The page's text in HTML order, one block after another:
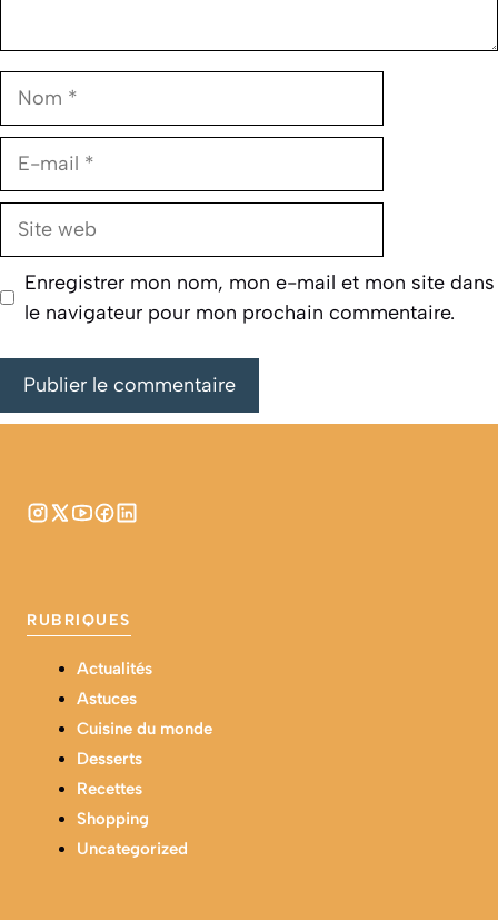
Nom
E-
Site
Enregistrer mon nom, mon e-mail et mon site dans
le navigateur pour mon prochain commentaire.
RUBRIQUES
Actualités
Astuces
Cuisine du monde
Desserts
Recettes
Shopping
Uncategorized